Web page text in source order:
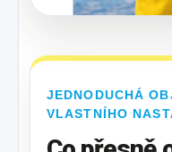
JEDNODUCHÁ
VLASTNÍHO